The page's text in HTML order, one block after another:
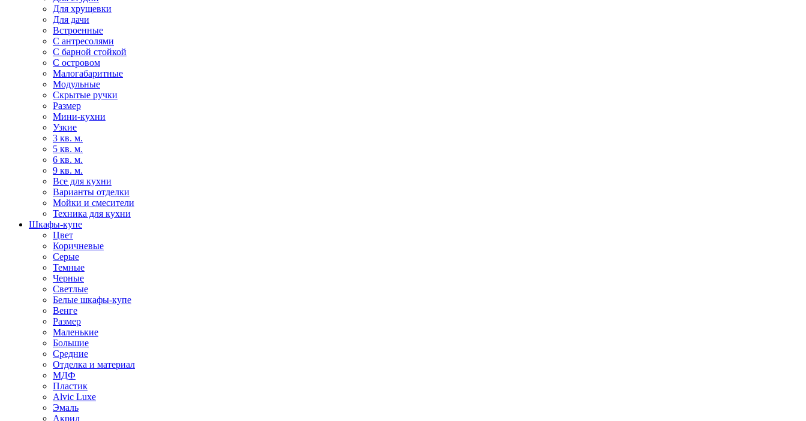
Для хрущевки
Для дачи
Встроенные
С антресолями
С барной стойкой
С островом
Малогабаритные
Модульные
Скрытые ручки
Размер
Мини-кухни
Узкие
3 кв. м.
5 кв. м.
6 кв. м.
9 кв. м.
Все для кухни
Варианты отделки
Мойки и смесители
Техника для кухни
Шкафы-купе
Цвет
Коричневые
Серые
Темные
Черные
Светлые
Белые шкафы-купе
Венге
Размер
Маленькие
Большие
Средние
Отделка и материал
МДФ
Пластик
Alvic Luxe
Эмаль
Акрил